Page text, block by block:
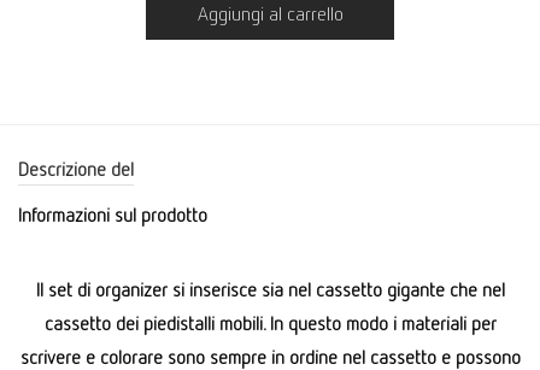
Aggiungi al carrello
Descrizione del
Informazioni sul prodotto
Il set di organizer si inserisce sia nel cassetto gigante che nel
cassetto dei piedistalli mobili. In questo modo i materiali per
scrivere e colorare sono sempre in ordine nel cassetto e possono